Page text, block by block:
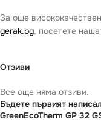
За още
gerak.bg, посетете
Отзиви
Все още няма отзиви.
Бъдете първият
GreenEcoTherm GP 32